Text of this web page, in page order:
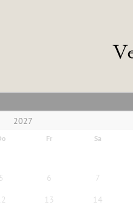
Fr Sa
5 6 7
13 14